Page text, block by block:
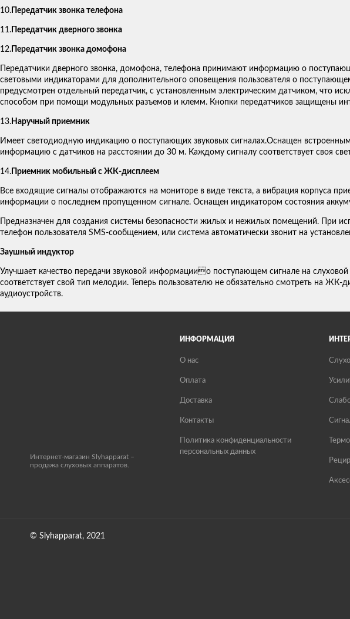
10. Передатчик звонка телефона
11. Передатчик дверного звонка
12. Передатчик звонка домофона
Передатчики дверного звонка, домофона, телефона принимают информацию о
световыми индикаторами для дополнительного оповещения пользователя о
предусмотрен отдельный передатчик, с установленным электрическим датчиком, что
способом при помощи модульных разъемов и клемм. Кнопки передатчиков защищены
13. Наручный приемник
Имеет светодиодную индикацию о поступающих звуковых сигналах.Оснащен
информацию с датчиков на расстоянии до 30 м. Каждому сигналу соответствует своя
14. Приемник мобильный с ЖК-дисплеем
Все входящие сигналы отображаются на мониторе в виде текста, а вибрация корпуса
информации о последнем пропущенном сигнале. Оснащен индикатором состояния
Предназначен для создания системы безопасности жилых и нежилых помещений. При
телефон пользователя SMS-сообщением, или система автоматически звонит на
Заушный индуктор
Улучшает качество передачи звуковой информациио поступающем сигнале на
соответствует свой тип мелодии. Теперь пользователю не обязательно смотреть на
аудиоустройств.
Интернет-магазин Slyhapparat –
продажа слуховых аппаратов.
ИНФОРМАЦИЯ
О нас
Оплата
Доставка
Контакты
Политика конфиденциальности
персональных данных
© Slyhapparat, 2021